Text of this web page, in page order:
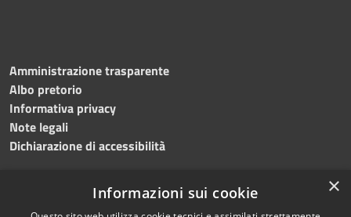
Amministrazione trasparente
Albo pretorio
Informativa privacy
Note legali
Dichiarazione di accessibilità
×
Informazioni sui cookie